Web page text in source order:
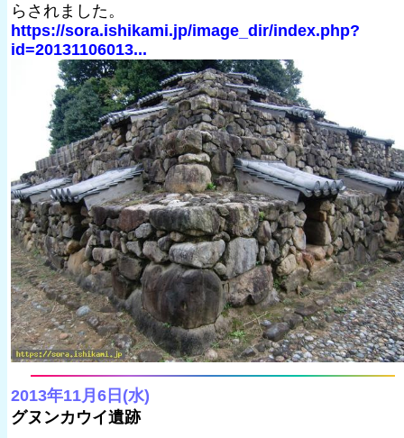
らされました。
https://sora.ishikami.jp/image_dir/index.php?
id=20131106013...
2013年11月6日(水)
グヌンカウイ遺跡